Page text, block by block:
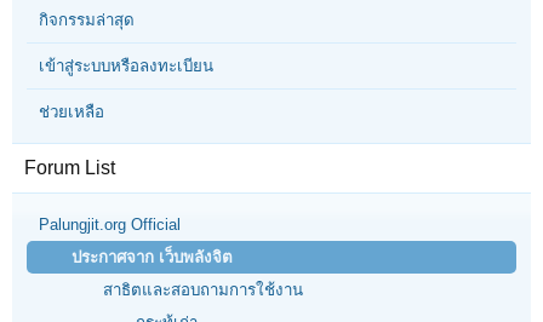
กิจกรรมล่าสุด
เข้าสู่ระบบหรือลงทะเบียน
ช่วยเหลือ
Forum List
Palungjit.org Official
ประกาศจาก เว็บพลังจิต
สาธิตและสอบถามการใช้งาน